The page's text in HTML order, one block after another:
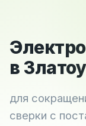
в
для
сверки с